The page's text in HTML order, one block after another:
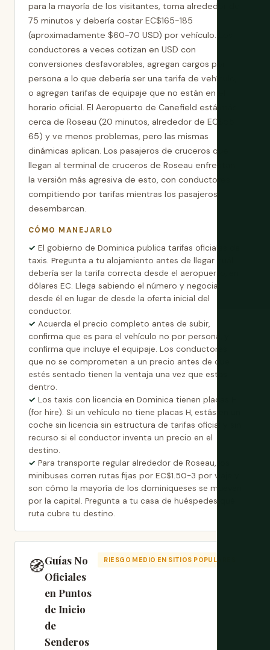
para la mayoría de los visitantes, toma alrededor de
75 minutos y debería costar EC$165-185
(aproximadamente $60-70 USD) por vehículo. Los
conductores a veces cotizan en USD con
conversiones desfavorables, agregan cargos por
persona a lo que debería ser una tarifa de vehículo,
o agregan tarifas de equipaje que no están en el
horario oficial. El Aeropuerto de Canefield está más
cerca de Roseau (20 minutos, alrededor de EC$55-
65) y ve menos problemas, pero las mismas
dinámicas aplican. Los pasajeros de cruceros que
llegan al terminal de cruceros de Roseau enfrentan
la versión más agresiva de esto, con conductores
compitiendo por tarifas mientras los pasajeros
desembarcan.
CÓMO MANEJARLO
El gobierno de Dominica publica tarifas oficiales de
taxis. Pregunta a tu alojamiento antes de llegar cuál
debería ser la tarifa correcta desde el aeropuerto, en
dólares EC. Llega sabiendo el número y negocia
desde él en lugar de desde la oferta inicial del
conductor.
Acuerda el precio completo antes de subir,
confirma que es para el vehículo no por persona, y
confirma que incluye el equipaje. Los conductores
que no se comprometen a un precio antes de que
estés sentado tienen la ventaja una vez que estás
dentro.
Los taxis con licencia en Dominica tienen placas H
(for hire). Si un vehículo no tiene placas H, estás en un
coche sin licencia sin estructura de tarifas oficial y sin
recurso si el conductor inventa un precio en el
destino.
Para transporte regular alrededor de Roseau, los
minibuses corren rutas fijas por EC$1.50-3 por viaje y
son cómo la mayoría de los dominiqueses se mueven
por la capital. Pregunta a tu casa de huéspedes qué
ruta cubre tu destino.
🧭Guías No
Oficiales
en Puntos
de Inicio
de
Senderos
RIESGO MEDIO EN SITIOS POPULARES